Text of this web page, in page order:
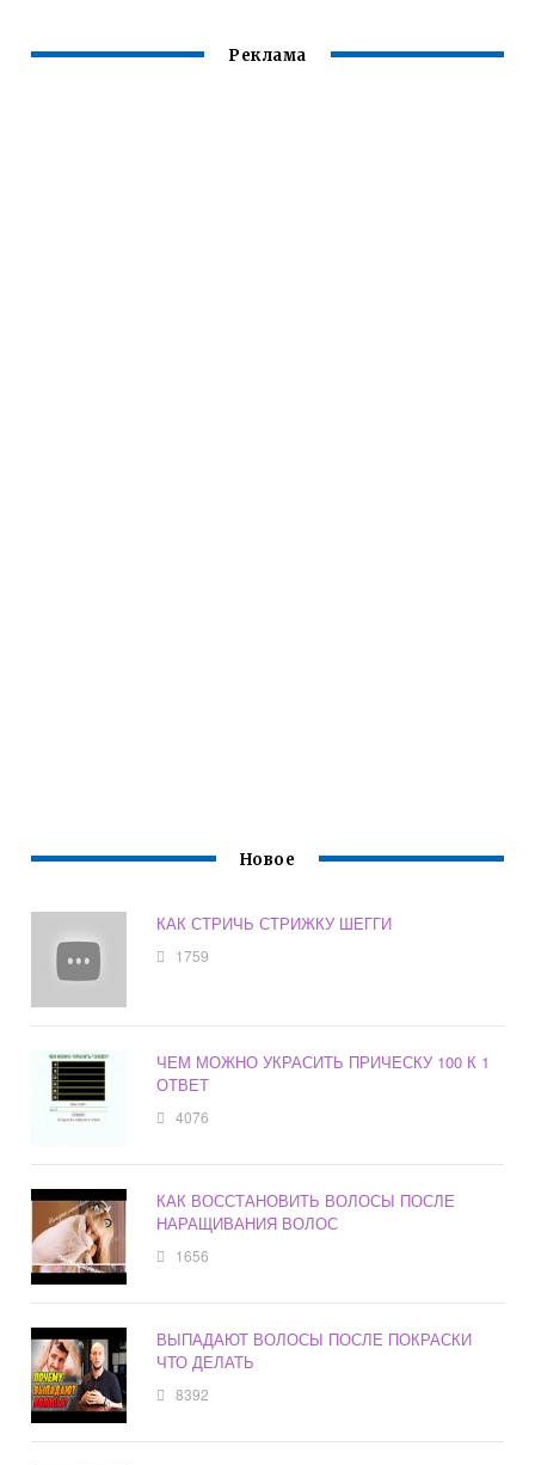
Реклама
Новое
КАК СТРИЧЬ СТРИЖКУ ШЕГГИ
1759
ЧЕМ МОЖНО УКРАСИТЬ ПРИЧЕСКУ 100 К 1
ОТВЕТ
4076
КАК ВОССТАНОВИТЬ ВОЛОСЫ ПОСЛЕ
НАРАЩИВАНИЯ ВОЛОС
1656
ВЫПАДАЮТ ВОЛОСЫ ПОСЛЕ ПОКРАСКИ
ЧТО ДЕЛАТЬ
8392